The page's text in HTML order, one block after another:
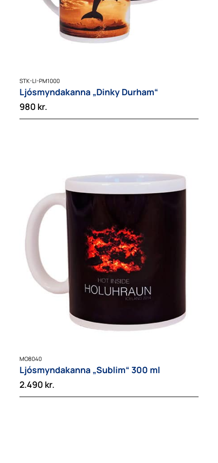
STK-LI-PM1000
Ljósmyndakanna „Dinky Durham“
980 kr.
MO8040
Ljósmyndakanna „Sublim“ 300 ml
2.490 kr.